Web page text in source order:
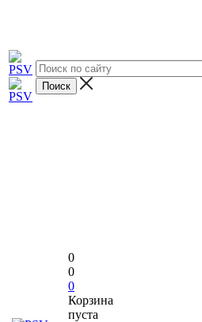
0
0
0
Корзина
пуста